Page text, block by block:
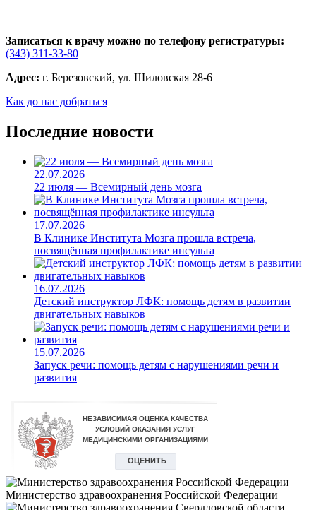
Записаться к врачу можно по телефону регистратуры:
(343) 311-33-80
Адрес: г. Березовский, ул. Шиловская 28-6
Как до нас добраться
Последние новости
22.07.2026
22 июля — Всемирный день мозга
17.07.2026
В Клинике Института Мозга прошла встреча,
посвящённая профилактике инсульта
16.07.2026
Детский инструктор ЛФК: помощь детям в развитии
двигательных навыков
15.07.2026
Запуск речи: помощь детям с нарушениями речи и
развития
Министерство здравоохранения Российской Федерации